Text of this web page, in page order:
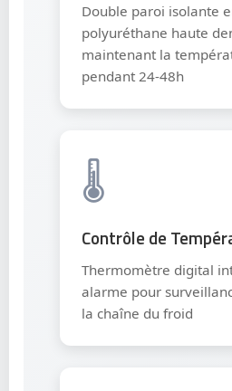
Double paroi isolante
polyuréthane haute
maintenant la
pendant 24-48h
🌡️
Contrôle de
Thermomètre digital
alarme pour
la chaîne du froid